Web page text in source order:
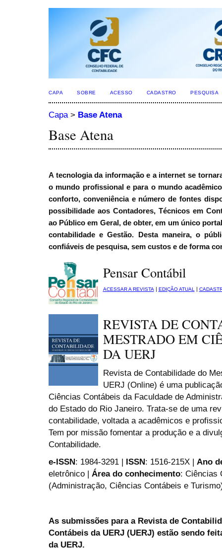
CAPA SOBRE ACESSO CADASTRO PESQUISA
Capa> Base Atena
Base Atena
A tecnologia da informação e a internet se
o mundo profissional e para o mundo
conforto, conveniência e número de fontes
possibilidade aos Contadores, Técnicos em
ao Público em Geral, de obter, em um único
contabilidade e Gestão. Desta maneira, o
confiáveis de pesquisa, sem custos e de forma
Pensar Contábil
ACESSAR A REVISTA | EDIÇÃO ATUAL |
REVISTA DE
MESTRADO EM
DA UERJ
Revista de Contabilidade do
UERJ (Online) é uma
Ciências Contábeis da Faculdade de
do Estado do Rio Janeiro. Trata-se de uma
contabilidade, voltada a acadêmicos e
Tem por missão fomentar a produção e a
Contabilidade.
e-ISSN: 1984-3291 | ISSN: 1516-215X | Ano
eletrônico | Área do conhecimento: Ciências
(Administração, Ciências Contábeis e
As submissões para a Revista de
Contábeis da UERJ (UERJ) estão sendo
da UERJ.